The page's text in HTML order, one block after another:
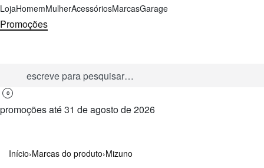
Ir
para
LojaHomemMulherAcessóriosMarcasGarage
Promoções
0
ABRIR
CARRINHO
DETALHES
DA
promoções até 31 de agosto de 2026
Início›Marcas do produto›Mizuno